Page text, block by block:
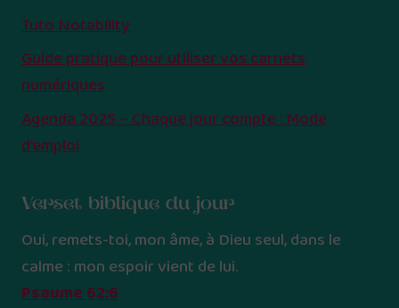
Tuto Notability
Guide pratique pour utiliser vos carnets
numériques
Agenda 2025 – Chaque jour compte : Mode
d’emploi
Verset biblique du jour
Oui, remets-toi, mon âme, à Dieu seul, dans le
calme : mon espoir vient de lui.
Psaume 62:6